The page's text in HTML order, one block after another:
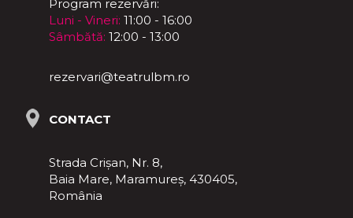
Program rezervări:
Luni - Vineri: 11:00 - 16:00
Sâmbătă: 12:00 - 13:00
rezervari@teatrulbm.ro
CONTACT
Strada Crișan, Nr. 8,
Baia Mare, Maramureş, 430405,
România